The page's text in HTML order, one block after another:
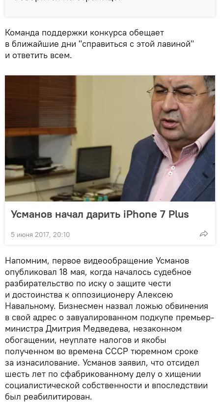
Команда поддержки конкурса обещает
в ближайшие дни "справиться с этой лавиной"
и ответить всем.
Усманов начал дарить iPhone 7 Plus
5 июня 2017, 20:10
Напомним, первое видеообращение Усманов
опубликовал 18 мая, когда началось судебное
разбирательство по иску о защите чести
и достоинства к оппозиционеру Алексею
Навальному. Бизнесмен назвал ложью обвинения
в свой адрес о завуалированном подкупе премьер-
министра Дмитрия Медведева, незаконном
обогащении, неуплате налогов и якобы
полученном во времена СССР тюремном сроке
за изнасилование. Усманов заявил, что отсидел
шесть лет по сфабрикованному делу о хищении
социалистической собственности и впоследствии
был реабилитирован.